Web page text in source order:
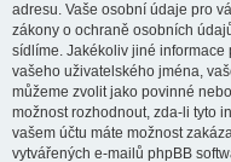
adresu. Vaše osobní údaje pro
zákony o ochraně osobních
sídlíme. Jakékoliv jiné informace
vašeho uživatelského jména,
můžeme zvolit jako povinné
možnost rozhodnout, zda-li tyto
vašem účtu máte možnost
vytvářených e-mailů phpBB